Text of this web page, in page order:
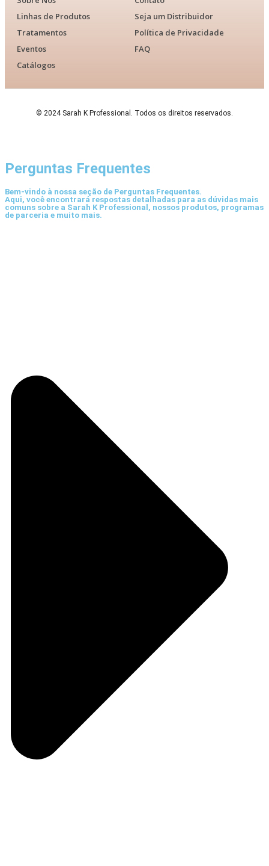
Linhas de Produtos
Tratamentos
Eventos
Catálogos
Seja um Distribuidor
Política de Privacidade
FAQ
© 2024 Sarah K Professional. Todos os direitos reservados.
Perguntas Frequentes
Bem-vindo à nossa seção de Perguntas Frequentes.
Aqui, você encontrará respostas detalhadas para as dúvidas mais
comuns sobre a Sarah K Professional, nossos produtos, programas
de parceria e muito mais.